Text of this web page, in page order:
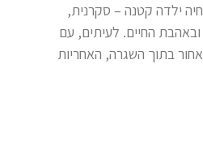
ילדה קטנה – סקרנית,
החיים. לעיתים, עם
בתוך השגרה, האחריות